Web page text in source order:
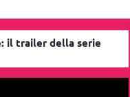
il trailer della serie